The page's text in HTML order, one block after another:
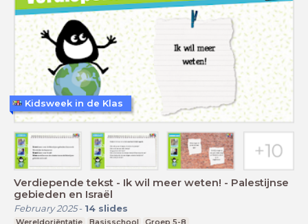
Verdiepende tekst - Ik wil meer weten! - Palestijnse
gebieden en Israël
February 2025- 14 slides
Kidsweek in de Klas